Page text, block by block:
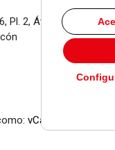
Pl. 2, Ática 5
vCard